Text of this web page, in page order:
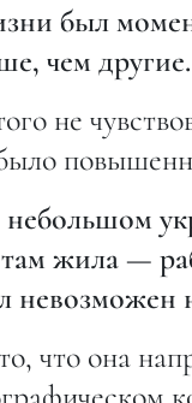
был
чем другие.
не
жила —
невозможен
что она